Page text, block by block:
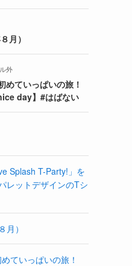
月）
外
めていっぱいの旅！
day】#はばない
Splash T-Party!」を
レットデザインのTシ
）
ていっぱいの旅！